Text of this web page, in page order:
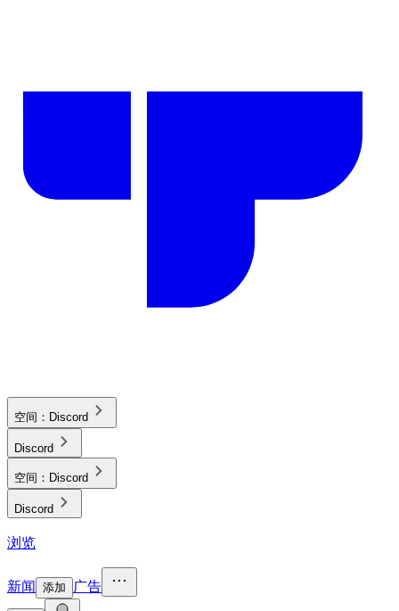
空间： Discord
Discord
空间： Discord
Discord
浏览
新闻 添加 广告